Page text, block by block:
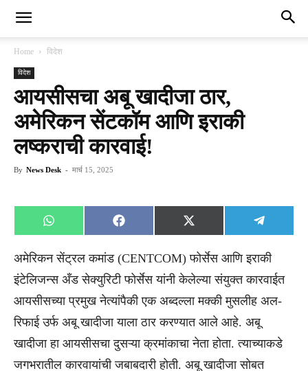
Home विदेश
विदेश
आयसीसचा अबू खादीजा ठार,
अमेरिकन सेंटकॉम आणि इराकी
लष्कराची कारवाई!
By News Desk - मार्च 15, 2025
Share
on
WhatsApp
Share
on
Facebook
Share
on
X
(Twitter)
Share
on
अमेरिकन सेंट्रल कमांड (CENTCOM) फोर्सेस आणि इराकी
इंटेलिजन्स अँड सेक्युरिटी फोर्सेस यांनी केलेल्या संयुक्त कारवाईत
आयसीसच्या प्रमुख नेत्यांपैकी एक अब्दल्ला मक्की मुसलीह अल-
रिफाई उर्फ अबू खादीजा याला ठार करण्यात आले आहे. अबू
खादीजा हा आयसीसचा दुसऱ्या क्रमांकाचा नेता होता. त्याच्याकडे
जगभरातील कारवायांची जबाबदारी होती. अबू खादीजा सोबत